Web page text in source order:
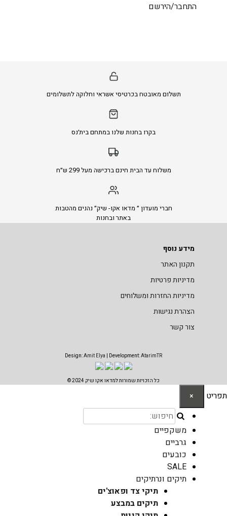
התחבר/הירשם
תשלום מאובטח בכרטיסי אשראי וחלוקה לתשלומים
בקרו בחנות שלנו במתחם בית׳נס
משלוח עד הבית חינם ברכישה מעל 299 ש״ח
חברי מועדון ״ מדאו אקו- שיק״ נהנים מהטבות
באתר ובחנות
מידע נוסף
תקנון האתר
מדיניות פרטיות
מדיניות החזרות ומשלוחים
הצהרת נגישות
צור קשר
Design:Amit Elya | Development:AtarimTR
כל הזכויות שמורות למדאו אקו שיק 2024 ©
תפריט ×
משקפיים
גרביים
כובעים
SALE
תיקים ונרתיקים
תיקי צד ופאוצ'ים
תיקים במבצע